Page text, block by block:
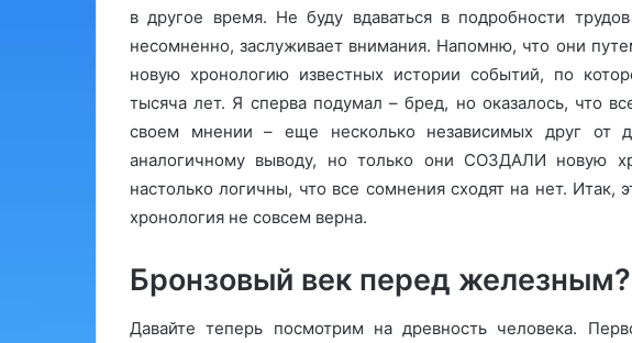
в другое время. Не буду вдаваться в подробности
несомненно, заслуживает внимания. Напомню, что они
новую хронологию известных истории событий, по
тысяча лет. Я сперва подумал – бред, но оказалось, что
своем мнении – еще несколько независимых друг от
аналогичному выводу, но только они СОЗДАЛИ новую
настолько логичны, что все сомнения сходят на нет.
хронология не совсем верна.
Бронзовый век перед железным?
Давайте теперь посмотрим на древность человека.